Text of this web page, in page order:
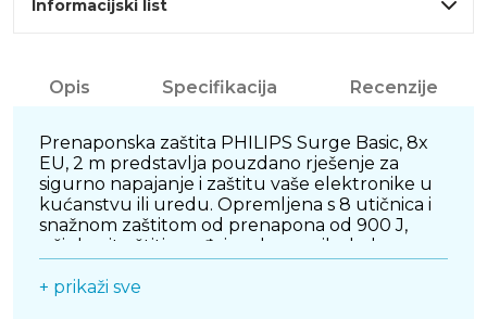
Informacijski list
Opis Specifikacija Recenzije
Prenaponska zaštita PHILIPS Surge Basic, 8x
EU, 2 m predstavlja pouzdano rješenje za
sigurno napajanje i zaštitu vaše elektronike u
kućanstvu ili uredu. Opremljena s 8 utičnica i
snažnom zaštitom od prenapona od 900 J,
učinkovito štiti uređaje od opasnih skokova
mrežom ili radom električnih uređaja.
+ prikaži sve